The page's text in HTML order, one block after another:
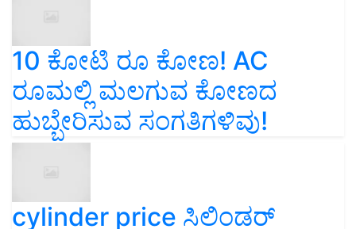
10 ಕೋಟಿ ರೂ ಕೋಣ! AC
ರೂಮಲ್ಲಿ ಮಲಗುವ ಕೋಣದ
ಹುಬ್ಬೇರಿಸುವ ಸಂಗತಿಗಳಿವು!
cylinder price ಸಿಲಿಂಡರ್‌